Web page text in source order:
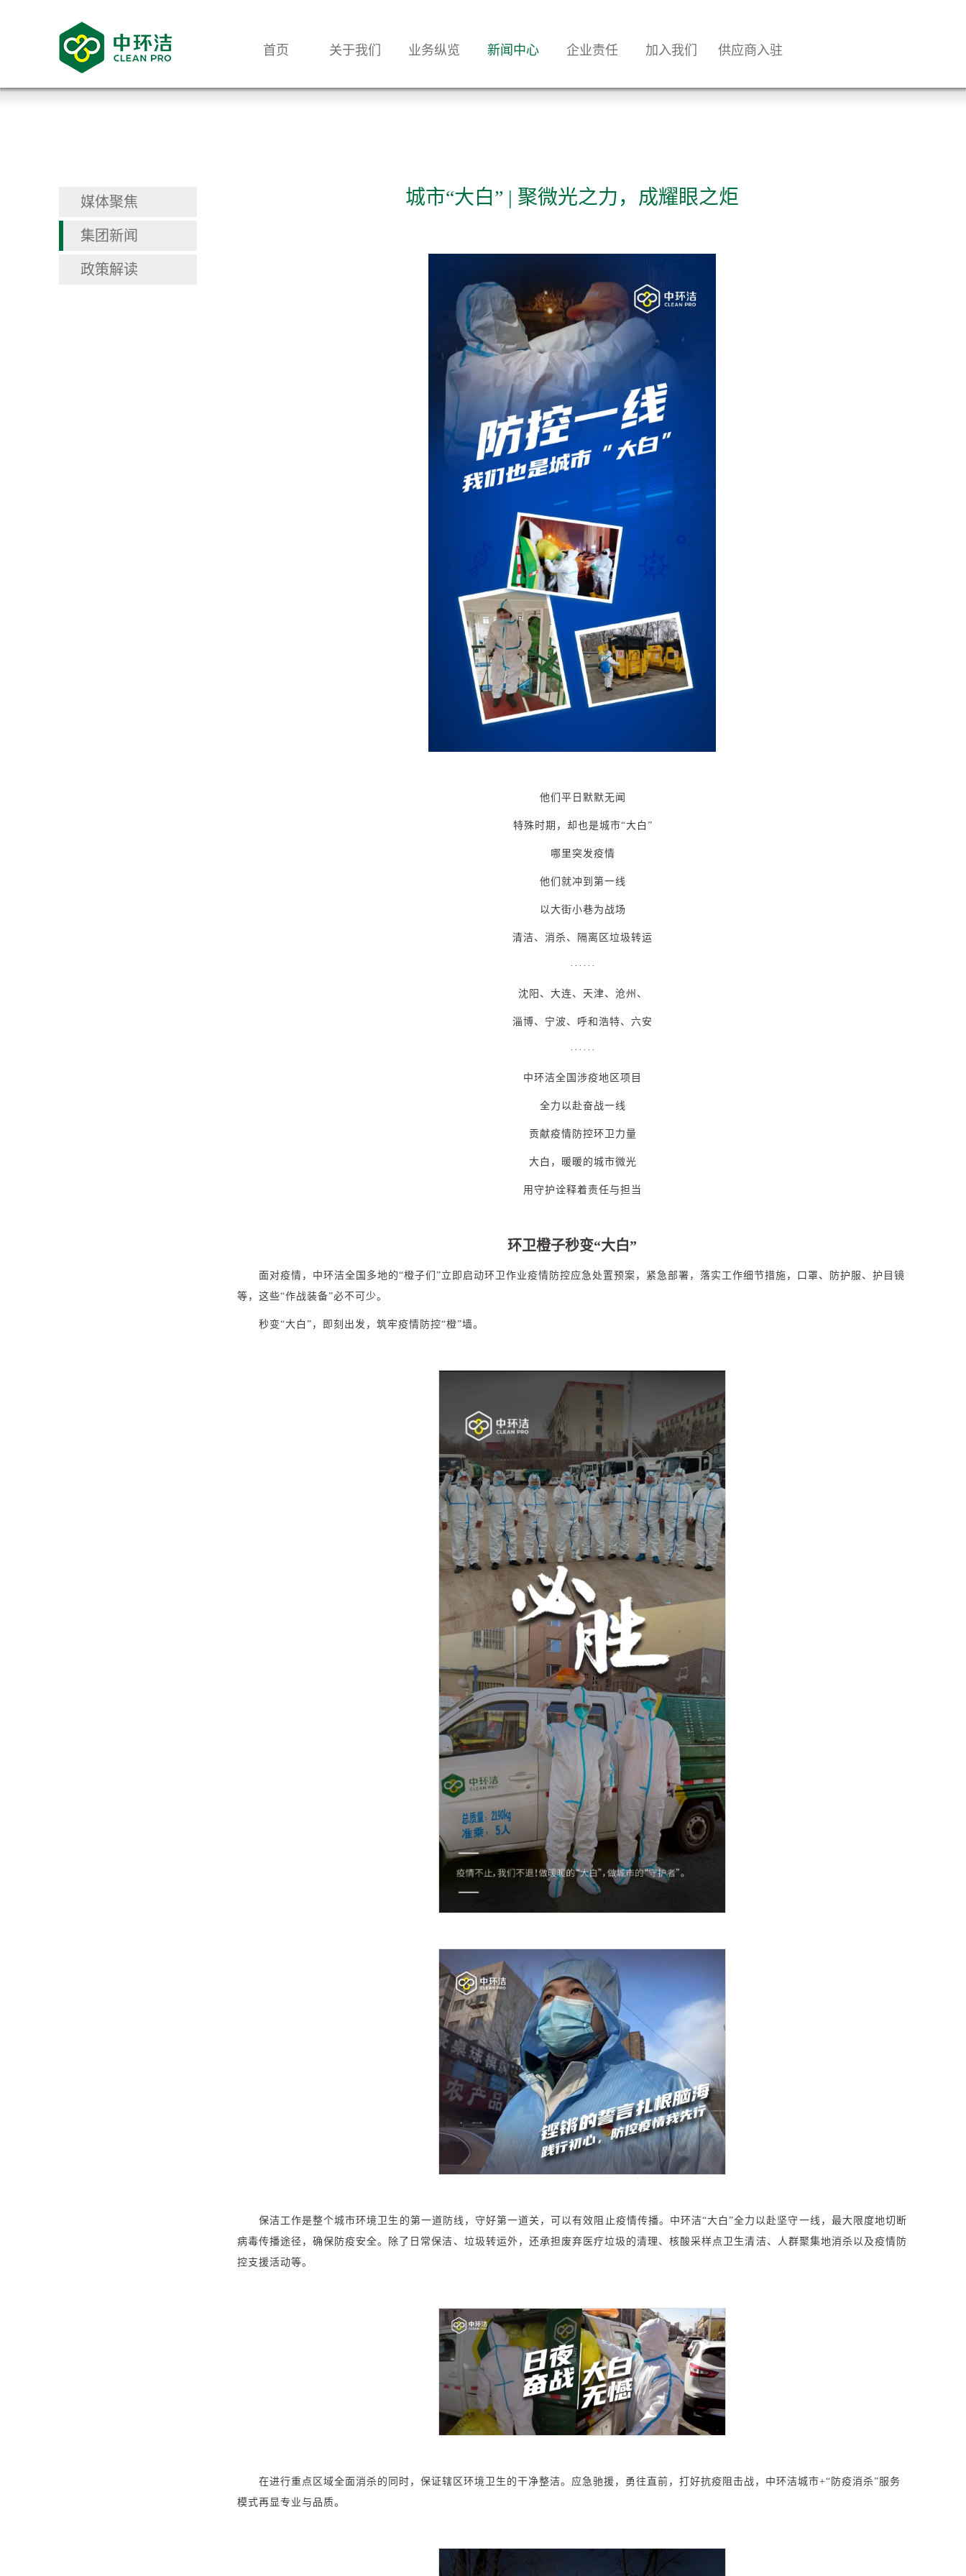
首页 关于我们 业务纵览 新闻中心 企业责任 加入我们 供应商入驻
媒体聚焦
集团新闻
政策解读
城市“大白” | 聚微光之力，成耀眼之炬
他们平日默默无闻
特殊时期，却也是城市“大白 ”
哪里突发疫情
他们就冲到第一线
以大街小巷为战场
清洁、消杀、隔离区垃圾转运
······
沈阳、大连、天津、沧州、
淄博、宁波、呼和浩特、六安
······
中环洁全国涉疫地区项目
全力以赴奋战一线
贡献疫情防控环卫力量
大白，暖暖的城市微光
用守护诠释着责任与担当
环卫橙子秒变“大白”
面对疫情，中环洁全国多地的“橙子们”立即启动环卫作业疫情防控应急处置预案，紧急部署，落实工作细节措施，口罩、防护服、护目镜
等，这些“作战装备”必不可少。
秒变“大白”，即刻出发，筑牢疫情防控“橙”墙。
保洁工作是整个城市环境卫生的第一道防线，守好第一道关，可以有效阻止疫情传播。中环洁“大白”全力以赴坚守一线，最大限度地切断
病毒传播途径，确保防疫安全。除了日常保洁、垃圾转运外，还承担废弃医疗垃圾的清理、核酸采样点卫生清洁、人群聚集地消杀以及疫情防
控支援活动等。
在进行重点区域全面消杀的同时，保证辖区环境卫生的干净整洁。应急驰援，勇往直前，打好抗疫阻击战，中环洁城市+“防疫消杀”服务
模式再显专业与品质。